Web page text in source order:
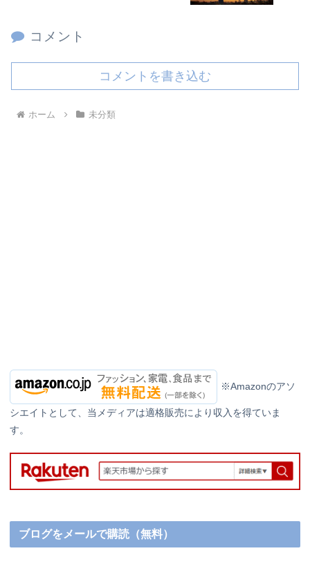
コメント
コメントを書き込む
ホーム 未分類
※Amazonのアソ
シエイトとして、当メディアは適格販売により収入を得ていま
す。
ブログをメールで購読（無料）